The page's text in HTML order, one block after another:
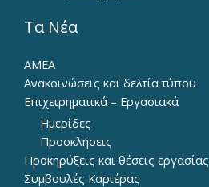
Τα Νέα
ΑΜΕΑ
Ανακοινώσεις και δελτία τύπου
Επιχειρηματικά – Εργασιακά
Ημερίδες
Προσκλήσεις
Προκηρύξεις και θέσεις εργασίας
Συμβουλές Καριέρας